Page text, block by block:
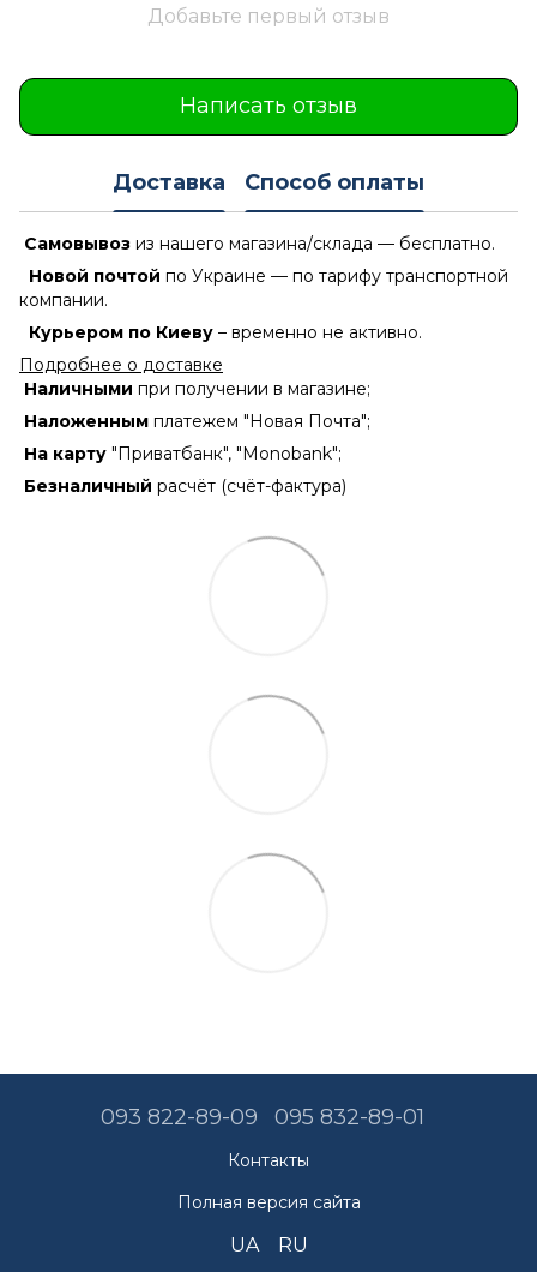
Добавьте первый отзыв
Написать отзыв
Доставка Способ оплаты
Самовывоз из нашего магазина/склада — бесплатно.
Новой почтой по Украине — по тарифу транспортной
компании.
Курьером по Киеву – временно не активно.
Подробнее о доставке
Наличными при получении в магазине;
Наложенным платежем "Новая Почта";
На карту "Приватбанк", "Monobank";
Безналичный расчёт (счёт-фактура)
093 822-89-09 095 832-89-01
Контакты
Полная версия сайта
UA RU